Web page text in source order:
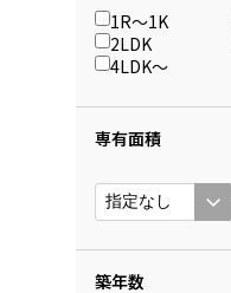
1R〜1K
2LDK
4LDK〜
専有面積
築年数